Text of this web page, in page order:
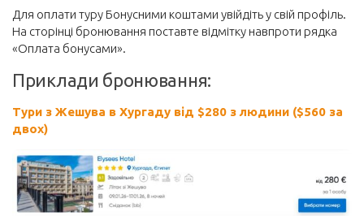
Для оплати туру Бонусними коштами увійдіть у свій профіль.
На сторінці бронювання поставте відмітку навпроти рядка
«Оплата бонусами».
Приклади бронювання:
Тури з Жешува в Хургаду від $280 з людини ($560 за
двох)